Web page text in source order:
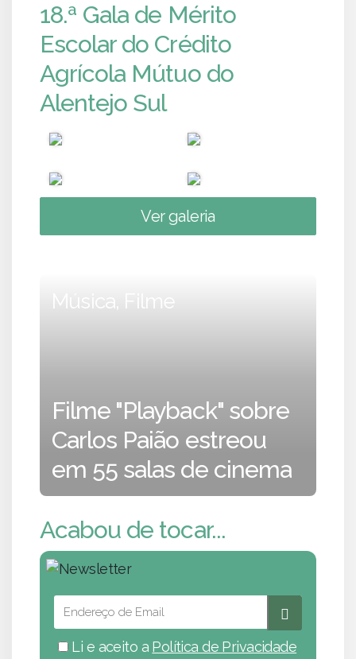
18.ª Gala de Mérito
Escolar do Crédito
Agrícola Mútuo do
Alentejo Sul
Ver galeria
Música, Filme
Filme "Playback" sobre
Carlos Paião estreou
em 55 salas de cinema
Acabou de tocar...
Li e aceito a Política de Privacidade